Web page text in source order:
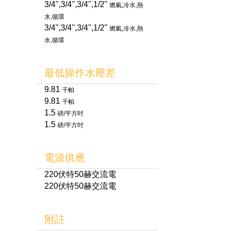
3/4'',3/4'',3/4'',1/2" 燃氣,冷水,熱
水,循環
3/4'',3/4'',3/4'',1/2" 燃氣,冷水,熱
水,循環
最低操作水壓差
9.81 千帕
9.81 千帕
1.5 磅/平方吋
1.5 磅/平方吋
電源供應
220伏特50赫交流電
220伏特50赫交流電
附註